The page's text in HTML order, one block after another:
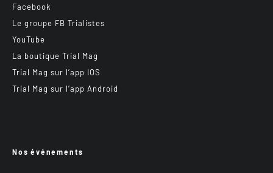
Facebook
Le groupe FB Trialistes
YouTube
La boutique Trial Mag
Trial Mag sur l’app IOS
Trial Mag sur l’app Android
Nos événements